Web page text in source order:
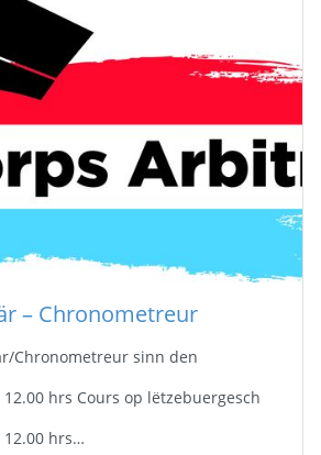
– Chronometreur
Chronometreur sinn den
12.00 hrs Cours op lëtzebuergesch
12.00 hrs…